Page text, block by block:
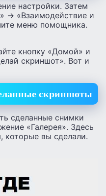
настройки. Затем
→ «Взаимодействие и
меню помощника.
кнопку «Домой» и
скриншот». Вот и
скриншоты
сделанные снимки
«Галерея». Здесь
которые вы сделали.